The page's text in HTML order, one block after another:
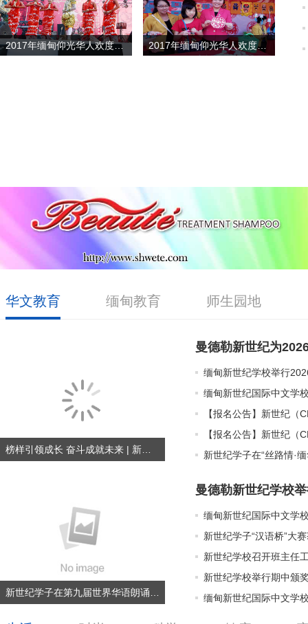
2017年缅甸仰光华人欢度春节（四）金鸡报喜 华缅同庆 2017年缅甸仰光华人欢度春节（三）文化传承 交流共享
华文教育 缅甸教育 师生园地
曼德勒新世纪为
缅甸新世纪学校举行
新世纪学子在“丝路情·
曼德勒新世纪学校
新世纪学子“汉语桥”大
新世纪学校召开班主任
新世纪学校举行期中颁